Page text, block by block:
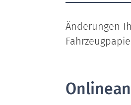
Änderungen